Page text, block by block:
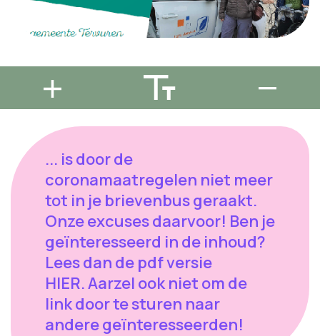
... is door de
coronamaatregelen niet meer
tot in je brievenbus geraakt.
Onze excuses daarvoor! Ben je
geïnteresseerd in de inhoud?
Lees dan de pdf versie
HIER. Aarzel ook niet om de
link door te sturen naar
andere geïnteresseerden!